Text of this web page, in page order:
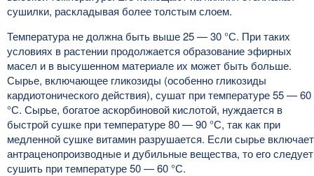
сушилки, раскладывая более толстым слоем.
Температура не должна быть выше 25 — 30 °С. При таких
условиях в растении продолжается образование эфирных
масел и в высушенном материале их может быть больше.
Сырье, включающее гликозиды (особенно гликозиды
кардиотонического действия), сушат при температуре 55 — 60
°С. Сырье, богатое аскорбиновой кислотой, нуждается в
быстрой сушке при температуре 80 — 90 °С, так как при
медленной сушке витамин разрушается. Если сырье включает
антраценопроизводные и дубильные вещества, то его следует
сушить при температуре 50 — 60 °С.